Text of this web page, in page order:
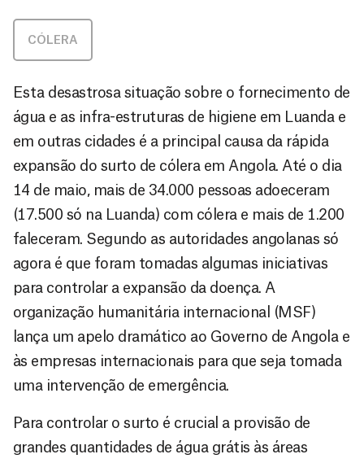
CÓLERA
Esta desastrosa situação sobre o fornecimento de
água e as infra-estruturas de higiene em Luanda e
em outras cidades é a principal causa da rápida
expansão do surto de cólera em Angola. Até o dia
14 de maio, mais de 34.000 pessoas adoeceram
(17.500 só na Luanda) com cólera e mais de 1.200
faleceram. Segundo as autoridades angolanas só
agora é que foram tomadas algumas iniciativas
para controlar a expansão da doença. A
organização humanitária internacional (MSF)
lança um apelo dramático ao Governo de Angola e
às empresas internacionais para que seja tomada
uma intervenção de emergência.
Para controlar o surto é crucial a provisão de
grandes quantidades de água grátis às áreas